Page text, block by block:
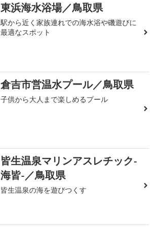
東浜海水浴場／鳥取県
駅から近く家族連れでの海水浴や磯遊びに
最適なスポット
倉吉市営温水プール／鳥取県
子供から大人まで楽しめるプール
皆生温泉マリンアスレチック-
海皆-／鳥取県
皆生温泉の海を遊びつくす